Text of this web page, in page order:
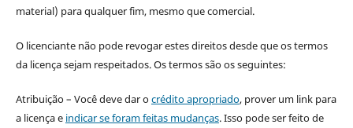
material) para qualquer fim, mesmo que comercial.
O licenciante não pode revogar estes direitos desde que os termos
da licença sejam respeitados. Os termos são os seguintes:
Atribuição – Você deve dar ocrédito apropriado, prover um link para
a licença e indicar se foram feitas mudanças. Isso pode ser feito de